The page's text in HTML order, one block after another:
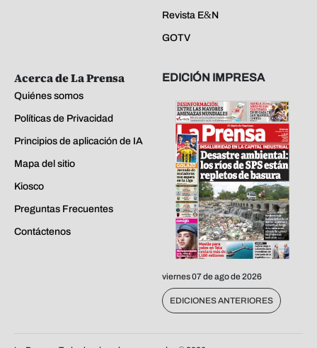
Revista E&N
GOTV
Acerca de La Prensa
Quiénes somos
Políticas de Privacidad
Principios de aplicación de IA
Mapa del sitio
Kiosco
Preguntas Frecuentes
Contáctenos
EDICIÓN IMPRESA
viernes 07 de ago de 2026
EDICIONES ANTERIORES